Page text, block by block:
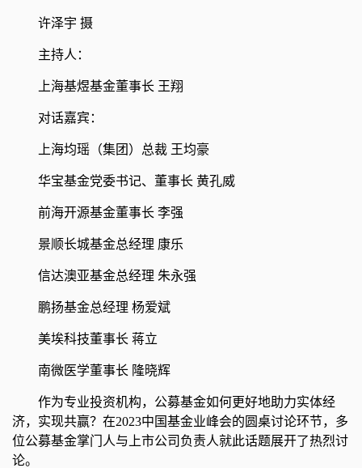
许泽宇 摄
主持人：
上海基煜基金董事长 王翔
对话嘉宾：
上海均瑶（集团）总裁 王均豪
华宝基金党委书记、董事长 黄孔威
前海开源基金董事长 李强
景顺长城基金总经理 康乐
信达澳亚基金总经理 朱永强
鹏扬基金总经理 杨爱斌
美埃科技董事长 蒋立
南微医学董事长 隆晓辉
作为专业投资机构，公募基金如何更好地助力实体经
济，实现共赢？在2023中国基金业峰会的圆桌讨论环节，多
位公募基金掌门人与上市公司负责人就此话题展开了热烈讨
论。